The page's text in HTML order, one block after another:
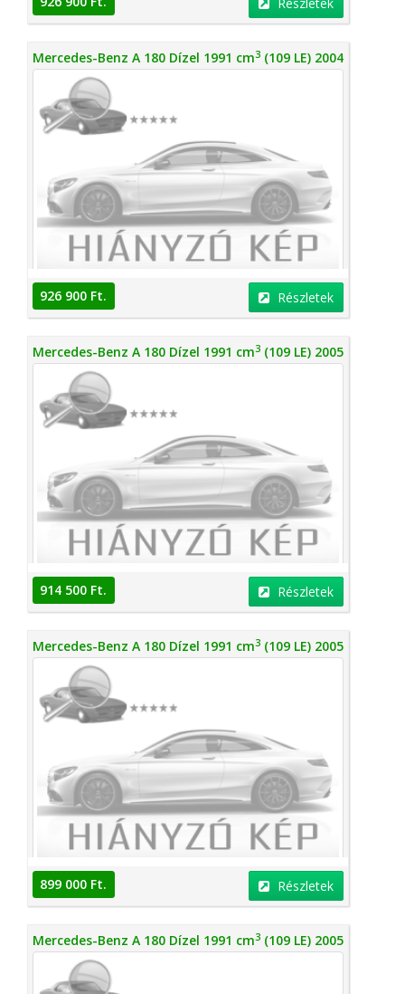
Mercedes-Benz A 180 Dízel 1991 cm3 (109 LE) 2004
926 900 Ft. Részletek
Mercedes-Benz A 180 Dízel 1991 cm3 (109 LE) 2005
914 500 Ft. Részletek
Mercedes-Benz A 180 Dízel 1991 cm3 (109 LE) 2005
899 000 Ft. Részletek
Mercedes-Benz A 180 Dízel 1991 cm3 (109 LE) 2005